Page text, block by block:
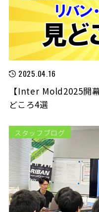
2025.04.16
【Inter Mold2025開
どころ4選
スタッフブログ